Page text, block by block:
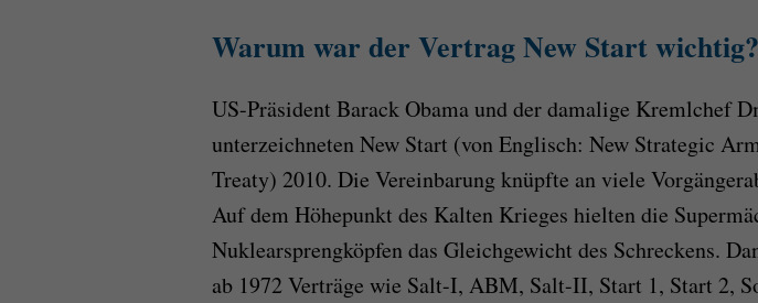
Warum war der Vertrag New Start wichtig?
US-Präsident Barack Obama und der damalige Kremlchef
unterzeichneten New Start (von Englisch: New Strategic
Treaty) 2010. Die Vereinbarung knüpfte an viele
Auf dem Höhepunkt des Kalten Krieges hielten die
Nuklearsprengköpfen das Gleichgewicht des Schreckens.
ab 1972 Verträge wie Salt-I, ABM, Salt-II, Start 1, Start 2,